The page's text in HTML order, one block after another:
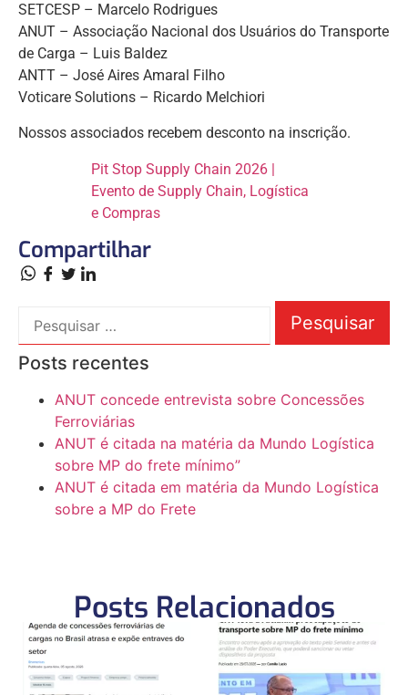
SETCESP – Marcelo Rodrigues
ANUT – Associação Nacional dos Usuários do Transporte
de Carga – Luis Baldez
ANTT – José Aires Amaral Filho
Voticare Solutions – Ricardo Melchiori
Nossos associados recebem desconto na inscrição.
Pit Stop Supply Chain 2026 |
Evento de Supply Chain, Logística
e Compras
Compartilhar
Posts recentes
ANUT concede entrevista sobre Concessões
Ferroviárias
ANUT é citada na matéria da Mundo Logística
sobre MP do frete mínimo”
ANUT é citada em matéria da Mundo Logística
sobre a MP do Frete
Posts Relacionados